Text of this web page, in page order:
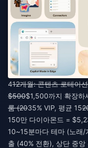
412개월: 콘텐츠 로테이
$500$1,500까지 확장하
룸 (2035% VIP, 평균 15
150만 다이아몬드 =
10~15분마다 테마 (노래
출 (40% 전환), 상단 중